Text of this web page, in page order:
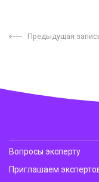
Предыдущая
Вопросы эксперту
Приглашаем